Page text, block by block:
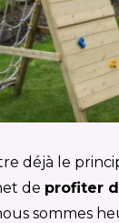
déjà le
de profiter
sommes